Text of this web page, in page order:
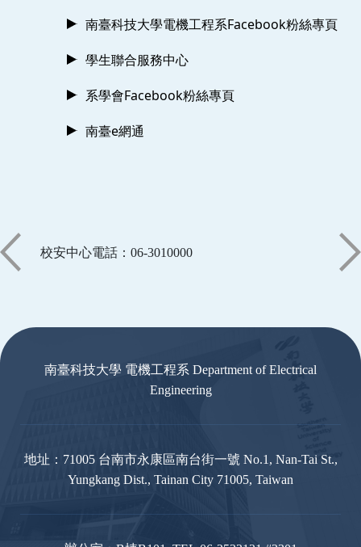
南臺科技大學電機工程系Facebook粉絲專頁
學生聯合服務中心
系學會Facebook粉絲專頁
南臺e網通
校安中心電話：06-3010000
南臺科技大學 電機工程系 Department of Electrical
Engineering
地址：71005 台南市永康區南台街一號 No.1, Nan-Tai St.,
Yungkang Dist., Tainan City 71005, Taiwan